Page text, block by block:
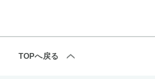
TOPへ戻る